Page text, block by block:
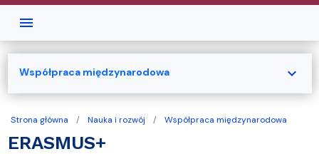
Strona główna Nauka i rozwój Współpraca międzynarodowa
ERASMUS+
Współpraca międzynarodowa expand_more